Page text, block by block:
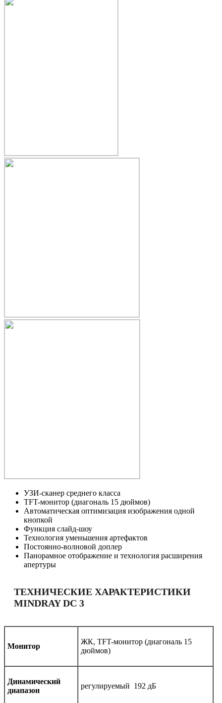
УЗИ-сканер среднего класса
TFT-монитор (диагональ 15 дюймов)
Автоматическая оптимизация изображения одной
кнопкой
Функция слайд-шоу
Технология уменьшения артефактов
Постоянно-волновой доплeр
Панорамное отображение и технология расширения
апертуры
ТЕХНИЧЕСКИЕ ХАРАКТЕРИСТИКИ
MINDRAY DC 3
Монитор
ЖК, TFT-монитор (диагональ 15
дюймов)
Динамический
диапазон
регулируемый 192 дБ